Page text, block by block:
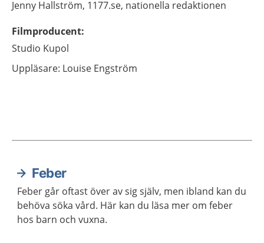
Jenny Hallström, 1177.se, nationella redaktionen
Filmproducent:
Studio Kupol
Uppläsare: Louise Engström
Aktuella artiklar
Feber
Feber går oftast över av sig själv, men ibland kan du
behöva söka vård. Här kan du läsa mer om feber
hos barn och vuxna.